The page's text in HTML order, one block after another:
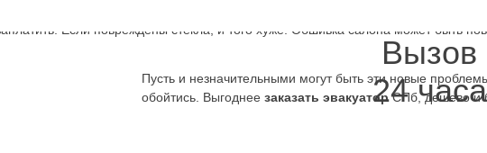
Вызов
24 часа
условий, и состояние транспортного средства начнёт усугубляться.
Если повреждены стёкла, и того хуже. Обшивка салона может быть
Пусть и незначительными могут быть эти новые
обойтись. Выгоднее заказать эвакуаторСПб, дешево и